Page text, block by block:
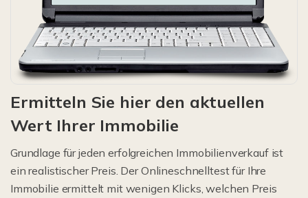
Ermitteln Sie hier den aktuellen
Wert Ihrer Immobilie
Grundlage für jeden erfolgreichen Immobilienverkauf ist
ein realistischer Preis. Der Onlineschnelltest für Ihre
Immobilie ermittelt mit wenigen Klicks, welchen Preis